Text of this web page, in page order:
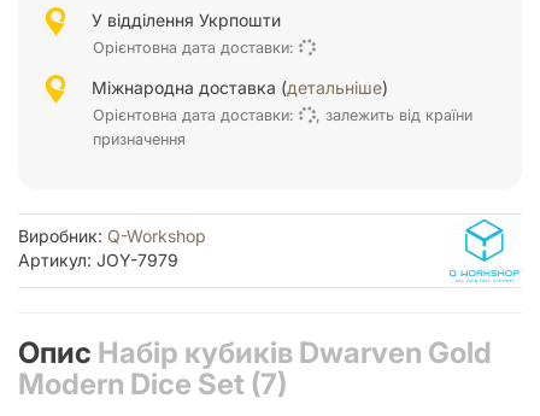
У відділення Укрпошти
Орієнтовна дата доставки:
Міжнародна доставка (детальніше)
Орієнтовна дата доставки:
, залежить від країни
призначення
Виробник: Q-Workshop
Артикул: JOY-7979
Опис Набір кубиків Dwarven Gold
Modern Dice Set (7)